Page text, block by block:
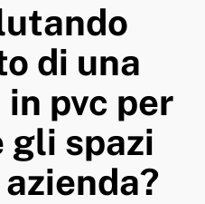
di una
pvc per
gli spazi